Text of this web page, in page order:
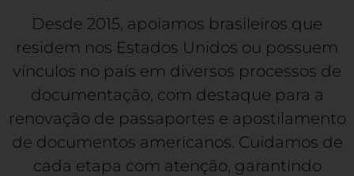
Desde 2015, apoiamos brasileiros que
residem nos Estados Unidos ou possuem
vínculos no país em diversos processos de
documentação, com destaque para a
renovação de passaportes e apostilamento
de documentos americanos. Cuidamos de
cada etapa com atenção, garantindo